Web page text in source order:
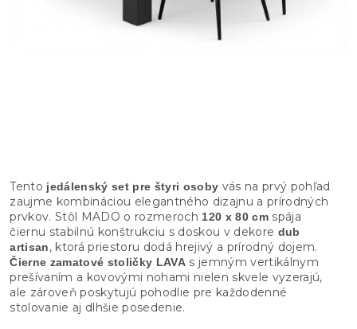
Tento jedálenský set pre štyri osoby vás na prvý pohľad
zaujme kombináciou elegantného dizajnu a prírodných
prvkov. Stôl MADO o rozmeroch 120 x 80 cmspája
čiernu stabilnú konštrukciu s doskou v dekore dub
artisan, ktorá priestoru dodá hrejivý a prírodný dojem.
Čierne zamatové stoličky LAVAs jemným vertikálnym
prešívaním a kovovými nohami nielen skvele vyzerajú,
ale zároveň poskytujú pohodlie pre každodenné
stolovanie aj dlhšie posedenie.